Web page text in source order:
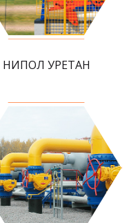
НИПОЛ УРЕТАН